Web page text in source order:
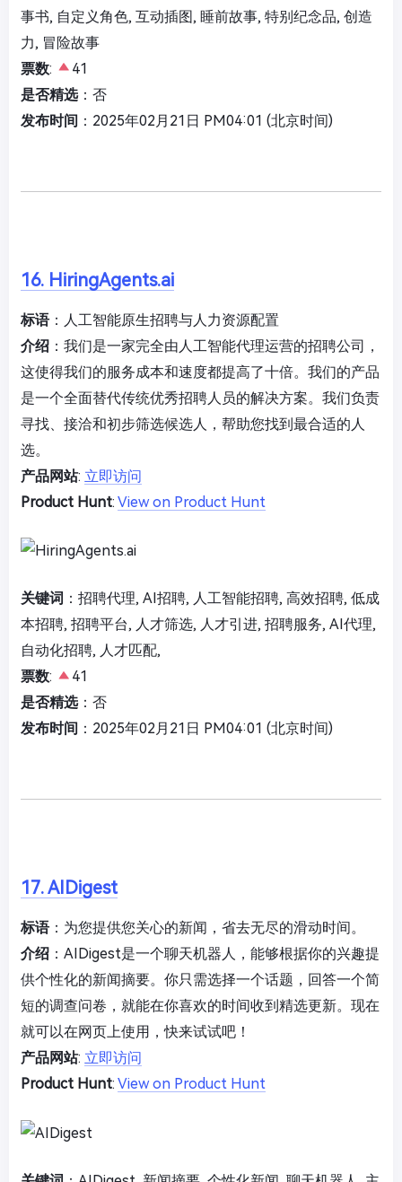
事书, 自定义角色, 互动插图, 睡前故事, 特别纪念品, 创造
力, 冒险故事
票数:
41
是否精选：否
发布时间 ：2025年02月21日 PM04:01 (北京时间)
16. HiringAgents.ai
标语：人工智能原生招聘与人力资源配置
介绍 ：我们是一家完全由人工智能代理运营的招聘公司，
这使得我们的服务成本和速度都提高了十倍。我们的产品
是一个全面替代传统优秀招聘人员的解决方案。我们负责
寻找、接洽和初步筛选候选人，帮助您找到最合适的人
选。
产品网站: 立即访问
Product Hunt: View on Product Hunt
关键词 ：招聘代理, AI招聘, 人工智能招聘, 高效招聘, 低成
本招聘, 招聘平台, 人才筛选, 人才引进, 招聘服务, AI代理,
自动化招聘, 人才匹配,
票数:
41
是否精选：否
发布时间 ：2025年02月21日 PM04:01 (北京时间)
17. AIDigest
标语：为您提供您关心的新闻，省去无尽的滑动时间。
介绍 ：AIDigest是一个聊天机器人，能够根据你的兴趣提
供个性化的新闻摘要。你只需选择一个话题，回答一个简
短的调查问卷，就能在你喜欢的时间收到精选更新。现在
就可以在网页上使用，快来试试吧！
产品网站: 立即访问
Product Hunt: View on Product Hunt